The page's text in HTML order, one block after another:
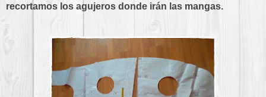
recortamos los agujeros donde irán las mangas.